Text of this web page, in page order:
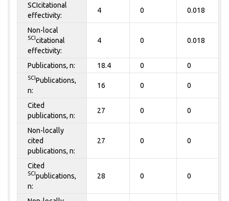
SCIcitational
effectivity:
4 0 0.018
Non-local
SCI citational
effectivity:
4 0 0.018
Publications, n: 18.4 0 0
SCI Publications,
n:
16 0 0
Cited
publications, n:
27 0 0
Non-locally
cited
publications, n:
27 0 0
Cited
SCI publications,
n:
28 0 0